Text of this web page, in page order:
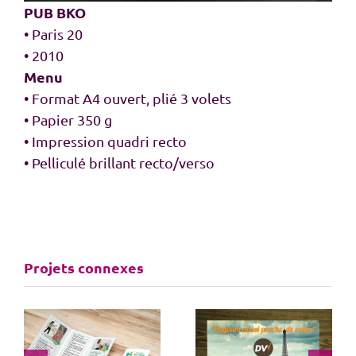
PUB BKO
• Paris 20
• 2010
Menu
• Format A4 ouvert, plié 3 volets
• Papier 350 g
• Impression quadri recto
• Pelliculé brillant recto/verso
Projets connexes